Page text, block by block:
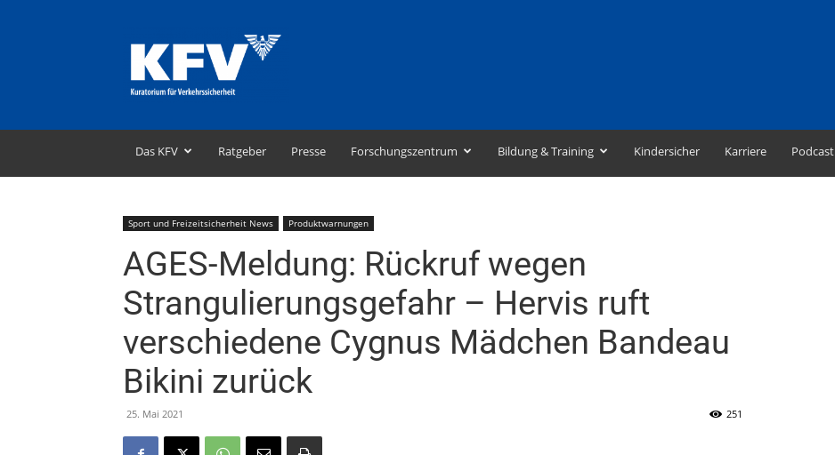
–
Kuratorium
für
Das KFV Ratgeber Presse Forschungszentrum Bildung & Training Kindersicher Karriere Podcast
Sport und Freizeitsicherheit News Produktwarnungen
AGES-Meldung: Rückruf wegen
Strangulierungsgefahr – Hervis ruft
verschiedene Cygnus Mädchen Bandeau
Bikini zurück
25. Mai 2021 251